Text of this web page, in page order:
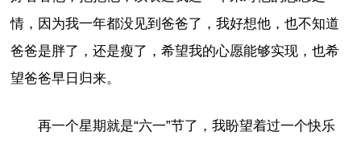
情，因为我一年都没见到爸爸了，我好想他，也不知道
爸爸是胖了，还是瘦了，希望我的心愿能够实现，也希
望爸爸早日归来。
再一个星期就是“六一”节了，我盼望着过一个快乐